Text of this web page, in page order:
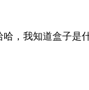
，我知道盒子是